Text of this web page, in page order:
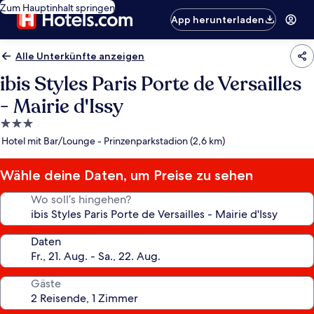
Zum Hauptinhalt springen
App herunterladen
Alle Unterkünfte anzeigen
ibis Styles Paris Porte de Versailles
- Mairie d'Issy
3.0-
Sterne-
Hotel mit Bar/Lounge - Prinzenparkstadion (2,6 km)
Wähle deine Daten, um Preise zu sehen
Wo soll’s hingehen?
Daten
Gäste